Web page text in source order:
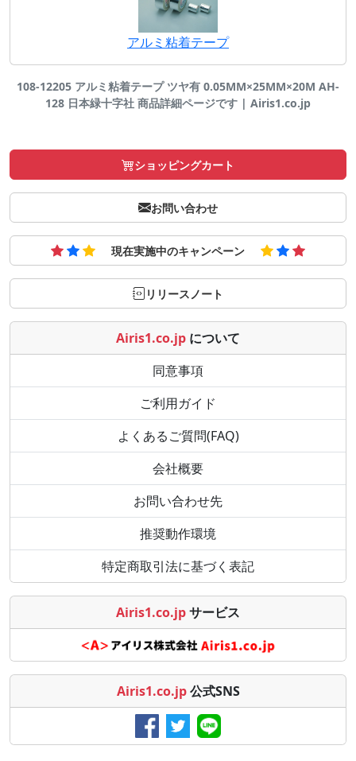
アルミ粘着テープ
108-12205 アルミ粘着テープ ツヤ有 0.05MM×25MM×20M AH-
128 日本緑十字社 商品詳細ページです | Airis1.co.jp
ショッピングカート
お問い合わせ
現在実施中のキャンペーン
リリースノート
Airis1.co.jp について
同意事項
ご利用ガイド
よくあるご質問(FAQ)
会社概要
お問い合わせ先
推奨動作環境
特定商取引法に基づく表記
Airis1.co.jpサービス
Airis1.co.jp 公式SNS